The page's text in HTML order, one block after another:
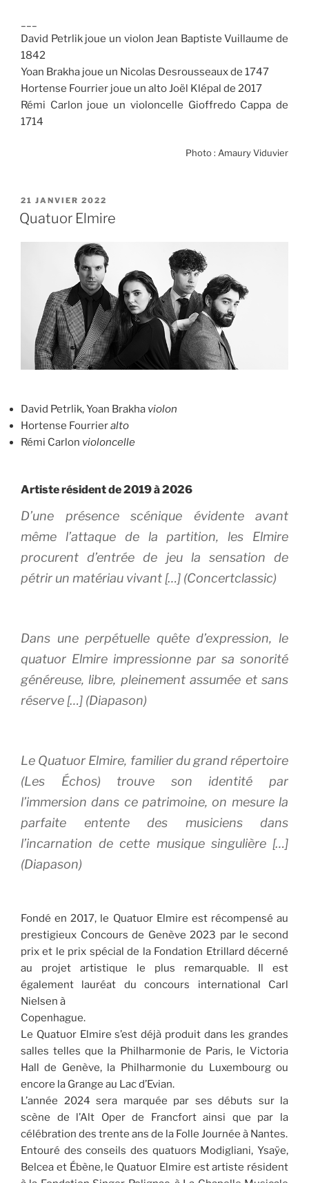
David Petrlik joue un violon Jean Baptiste Vuillaume de
1842
Yoan Brakha joue un Nicolas Desrousseaux de 1747
Hortense Fourrier joue un alto Joël Klépal de 2017
Rémi Carlon joue un violoncelle Gioffredo Cappa de
1714
Photo : Amaury Viduvier
PUBLIÉ
LE
21 JANVIER 2022
Quatuor Elmire
David Petrlik, Yoan Brakha violon
Hortense Fourrieralto
Rémi Carlon violoncelle
Artiste résident de 2019 à 2026
D’une présence scénique évidente avant
même l’attaque de la partition, les Elmire
procurent d’entrée de jeu la sensation de
pétrir un matériau vivant […] (Concertclassic)
Dans une perpétuelle quête d’expression, le
quatuor Elmire impressionne par sa sonorité
généreuse, libre, pleinement assumée et sans
réserve […] (Diapason)
Le Quatuor Elmire, familier du grand répertoire
(Les Échos) trouve son identité par
l’immersion dans ce patrimoine, on mesure la
parfaite entente des musiciens dans
l’incarnation de cette musique singulière […]
(Diapason)
Fondé en 2017, le Quatuor Elmire est récompensé au
prestigieux Concours de Genève 2023 par le second
prix et le prix spécial de la Fondation Etrillard décerné
au projet artistique le plus remarquable. Il est
également lauréat du concours international Carl
Nielsen à
Copenhague.
Le Quatuor Elmire s’est déjà produit dans les grandes
salles telles que la Philharmonie de Paris, le Victoria
Hall de Genève, la Philharmonie du Luxembourg ou
encore la Grange au Lac d’Evian.
L’année 2024 sera marquée par ses débuts sur la
scène de l’Alt Oper de Francfort ainsi que par la
célébration des trente ans de la Folle Journée à Nantes.
Entouré des conseils des quatuors Modigliani, Ysaÿe,
Belcea et Ébène, le Quatuor Elmire est artiste résident